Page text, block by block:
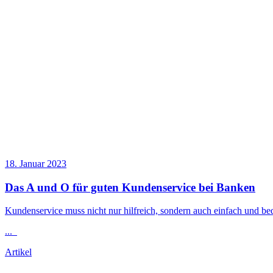
18. Januar 2023
Das A und O für guten Kundenservice bei Banken
Kundenservice muss nicht nur hilfreich, sondern auch einfach und
...
Artikel